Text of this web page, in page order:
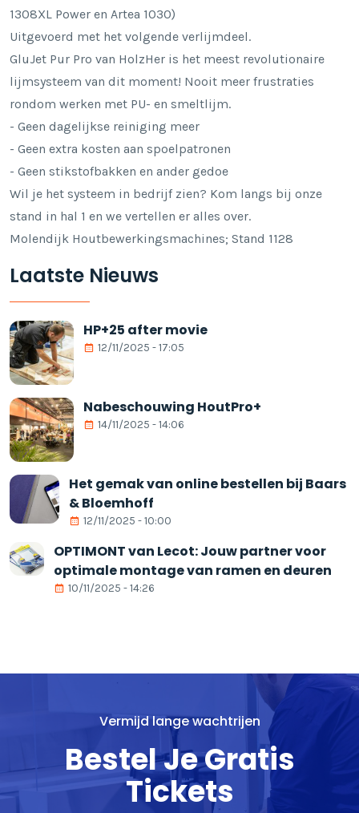
1308XL Power en Artea 1030)
Uitgevoerd met het volgende verlijmdeel.
GluJet Pur Pro van HolzHer is het meest revolutionaire
lijmsysteem van dit moment! Nooit meer frustraties
rondom werken met PU- en smeltlijm.
- Geen dagelijkse reiniging meer
- Geen extra kosten aan spoelpatronen
- Geen stikstofbakken en ander gedoe
Wil je het systeem in bedrijf zien? Kom langs bij onze
stand in hal 1 en we vertellen er alles over.
Molendijk Houtbewerkingsmachines; Stand 1128
Laatste Nieuws
HP+25 after movie
12/11/2025 - 17:05
Nabeschouwing HoutPro+
14/11/2025 - 14:06
Het gemak van online bestellen bij Baars
& Bloemhoff
12/11/2025 - 10:00
OPTIMONT van Lecot: Jouw partner voor
optimale montage van ramen en deuren
10/11/2025 - 14:26
Vermijd lange wachtrijen
Bestel Je Gratis
Tickets